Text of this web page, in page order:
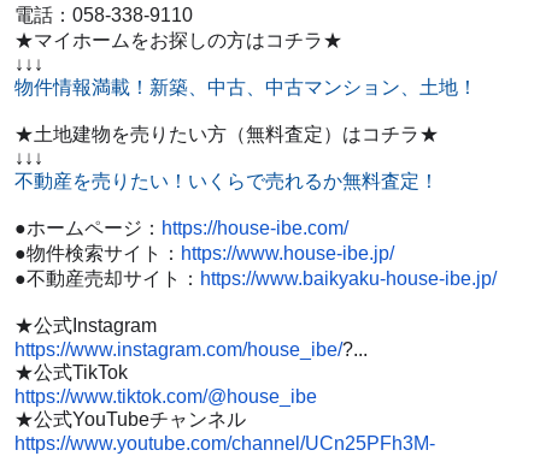
電話：058-338-9110
★マイホームをお探しの方はコチラ★
↓↓↓
物件情報満載！新築、中古、中古マンション、土地！
★土地建物を売りたい方（無料査定）はコチラ★
↓↓↓
不動産を売りたい！いくらで売れるか無料査定！
●ホームページ： https://house-ibe.com/
●物件検索サイト： https://www.house-ibe.jp/
●不動産売却サイト： https://www.baikyaku-house-ibe.jp/
★公式Instagram
https://www.instagram.com/house_ibe/?...
★公式TikTok
https://www.tiktok.com/@house_ibe
★公式YouTubeチャンネル
https://www.youtube.com/channel/UCn25PFh3M-